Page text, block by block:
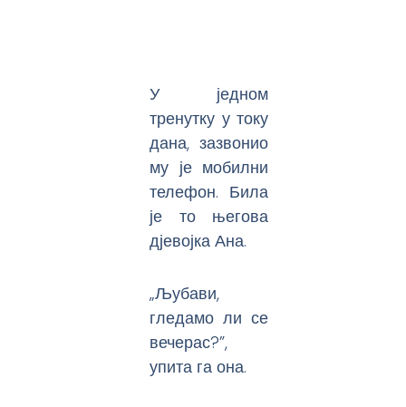
У једном
тренутку у току
дана, зазвонио
му је мобилни
телефон. Била
је то његова
дјевојка Ана.
„Љубави,
гледамо ли се
вечерас?”,
упита га она.